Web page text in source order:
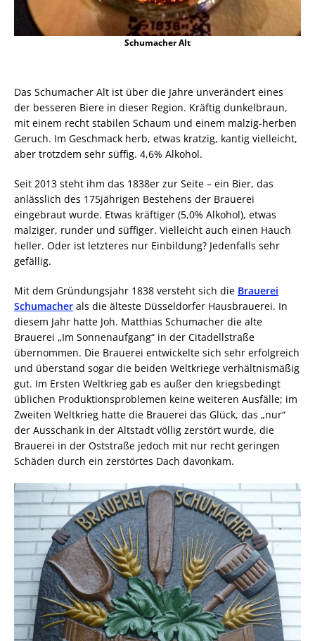
Schumacher Alt
Das Schumacher Alt ist über die Jahre unverändert eines
der besseren Biere in dieser Region. Kräftig dunkelbraun,
mit einem recht stabilen Schaum und einem malzig-herben
Geruch. Im Geschmack herb, etwas kratzig, kantig vielleicht,
aber trotzdem sehr süffig. 4,6% Alkohol.
Seit 2013 steht ihm das 1838er zur Seite – ein Bier, das
anlässlich des 175jährigen Bestehens der Brauerei
eingebraut wurde. Etwas kräftiger (5,0% Alkohol), etwas
malziger, runder und süffiger. Vielleicht auch einen Hauch
heller. Oder ist letzteres nur Einbildung? Jedenfalls sehr
gefällig.
Mit dem Gründungsjahr 1838 versteht sich die Brauerei
Schumacher als die älteste Düsseldorfer Hausbrauerei. In
diesem Jahr hatte Joh. Matthias Schumacher die alte
Brauerei „Im Sonnenaufgang“ in der Citadellstraße
übernommen. Die Brauerei entwickelte sich sehr erfolgreich
und überstand sogar die beiden Weltkriege verhältnismäßig
gut. Im Ersten Weltkrieg gab es außer den kriegsbedingt
üblichen Produktionsproblemen keine weiteren Ausfälle; im
Zweiten Weltkrieg hatte die Brauerei das Glück, das „nur“
der Ausschank in der Altstadt völlig zerstört wurde, die
Brauerei in der Oststraße jedoch mit nur recht geringen
Schäden durch ein zerstörtes Dach davonkam.